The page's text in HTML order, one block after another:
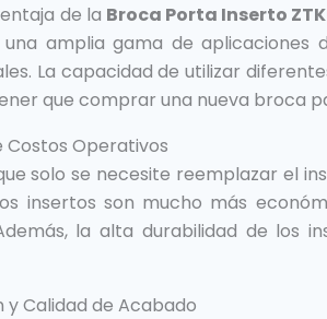
de la Broca Porta Inserto
amplia gama de aplicaciones
La capacidad de utilizar
que comprar una nueva broca
Costos Operativos
solo se necesite reemplazar el
insertos son mucho más
la alta durabilidad de los
y Calidad de Acabado